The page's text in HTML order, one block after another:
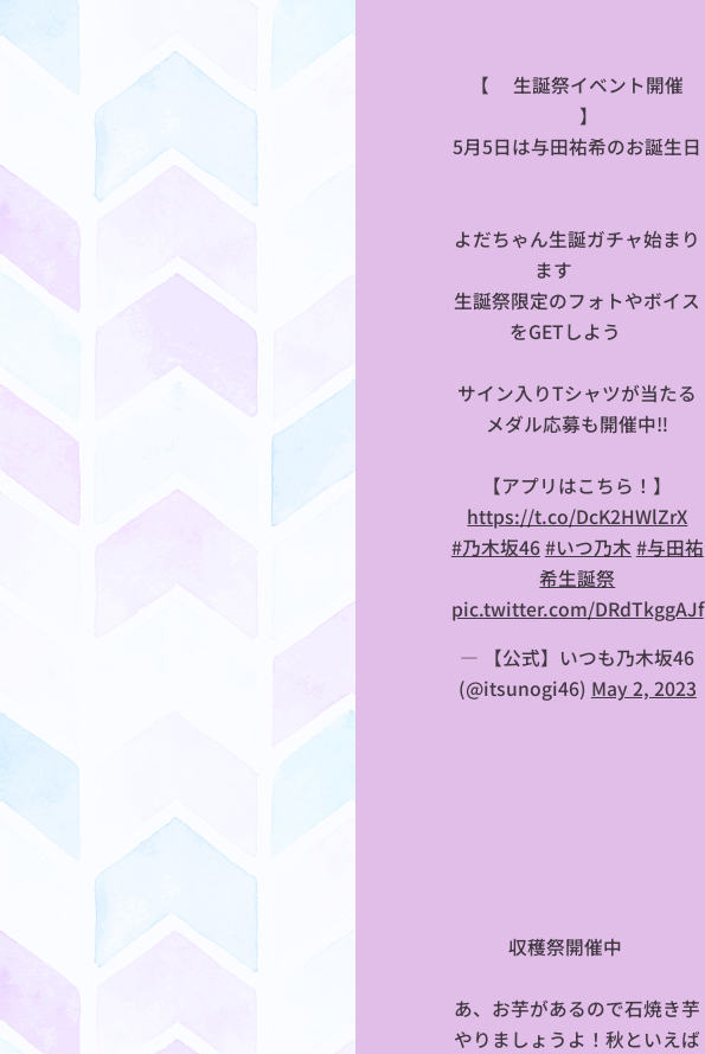
【🎂生誕祭イベント開催
🎂】
5月5日は与田祐希のお誕生日
よだちゃん生誕ガチャ始まり
ます🕺✨
生誕祭限定のフォトやボイス
をGETしよう👀
サイン入りTシャツが当たる
メダル応募も開催中‼
【アプリはこちら！】
https://t.co/DcK2HWlZrX
#乃木坂46#いつ乃木 #与田祐
希生誕祭
pic.twitter.com/DRdTkggAJf
— 【公式】いつも乃木坂46
(@itsunogi46) May 2, 2023
収穫祭開催中🍁
あ、お芋があるので石焼き芋
やりましょうよ！秋といえば